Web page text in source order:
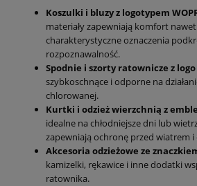
Koszulki i bluzy z logotypem
materiały zapewniają komfort
charakterystyczne oznaczenia
rozpoznawalność.
Spodnie i szorty ratownicze z logo
szybkoschnące i odporne na
chlorowanej.
Kurtki i odzież wierzchnią z
idealne na chłodniejsze dni lub
zapewniają ochronę przed wiatrem i
Akcesoria odzieżowe ze
kamizelki, rękawice i inne dodatki
ratownika.